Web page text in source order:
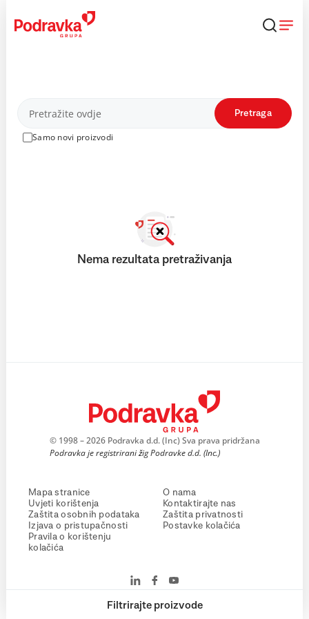
content
Proizvodi
Samo novi proizvodi
Pretraga
Filtrirajte proizvode
Nema rezultata pretraživanja
© 1998 – 2026 Podravka d.d. (Inc) Sva prava pridržana
Podravka je registrirani žig Podravke d.d. (Inc.)
Mapa stranice
Uvjeti korištenja
Zaštita osobnih podataka
Izjava o pristupačnosti
Pravila o korištenju
kolačića
O nama
Kontaktirajte nas
Zaštita privatnosti
Postavke kolačića